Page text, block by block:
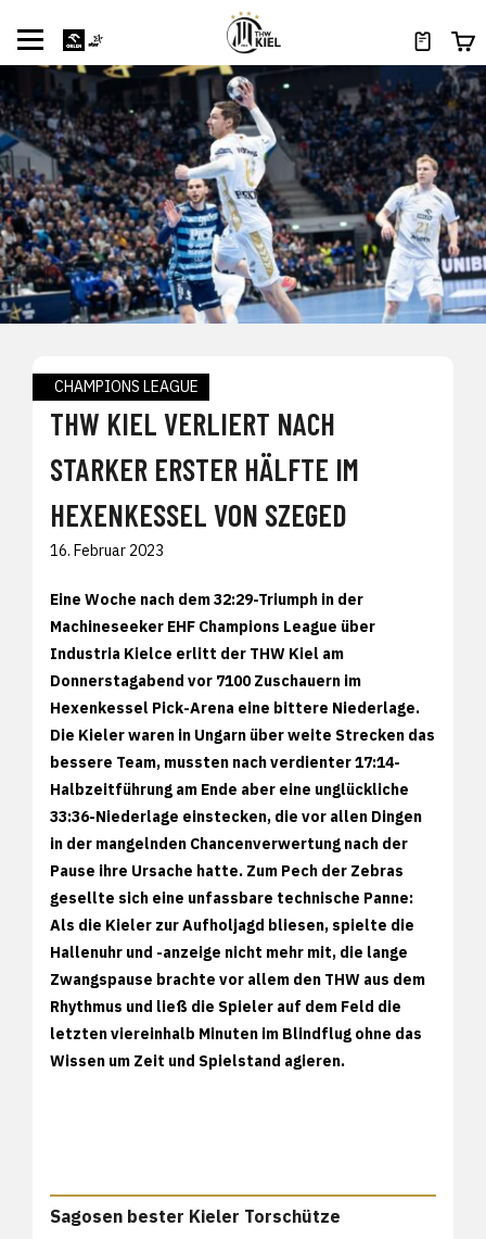
CHAMPIONS LEAGUE
THW KIEL VERLIERT NACH
STARKER ERSTER HÄLFTE IM
HEXENKESSEL VON SZEGED
16. Februar 2023
Eine Woche nach dem 32:29-Triumph in der
Machineseeker EHF Champions League über
Industria Kielce erlitt der THW Kiel am
Donnerstagabend vor 7100 Zuschauern im
Hexenkessel Pick-Arena eine bittere Niederlage.
Die Kieler waren in Ungarn über weite Strecken das
bessere Team, mussten nach verdienter 17:14-
Halbzeitführung am Ende aber eine unglückliche
33:36-Niederlage einstecken, die vor allen Dingen
in der mangelnden Chancenverwertung nach der
Pause ihre Ursache hatte. Zum Pech der Zebras
gesellte sich eine unfassbare technische Panne:
Als die Kieler zur Aufholjagd bliesen, spielte die
Hallenuhr und -anzeige nicht mehr mit, die lange
Zwangspause brachte vor allem den THW aus dem
Rhythmus und ließ die Spieler auf dem Feld die
letzten viereinhalb Minuten im Blindflug ohne das
Wissen um Zeit und Spielstand agieren.
Sagosen bester Kieler Torschütze